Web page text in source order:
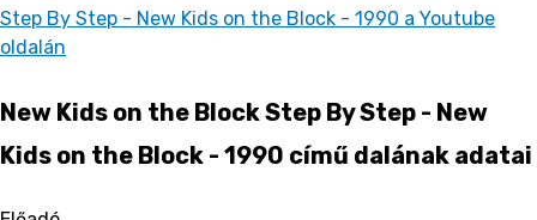
Step By Step - New Kids on the Block - 1990 a Youtube
oldalán
New Kids on the Block Step By Step - New
Kids on the Block - 1990 című dalának adatai